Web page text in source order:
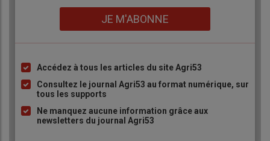
JE M'ABONNE
Liste
à
puce
Accédez à tous les articles du site Agri53
Consultez le journal Agri53 au format numérique, sur
tous les supports
Ne manquez aucune information grâce aux
newsletters du journal Agri53